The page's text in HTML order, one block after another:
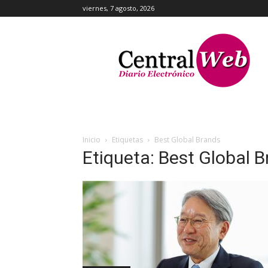
viernes, 7 agosto, 2026
Central
Web
Inicio Etiquetas Best Global Brands
Etiqueta: Best Global